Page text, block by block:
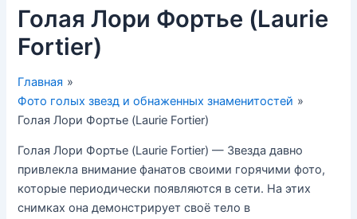
Голая Лори Фортье (Laurie
Fortier)
Главная
Фото голых звезд и обнаженных знаменитостей
Голая Лори Фортье (Laurie Fortier)
Голая Лори Фортье (Laurie Fortier) — Звезда давно
привлекла внимание фанатов своими горячими фото,
которые периодически появляются в сети. На этих
снимках она демонстрирует своё тело в